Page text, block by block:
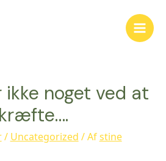
ikke noget ved at
/ Uncategorized / Afstine